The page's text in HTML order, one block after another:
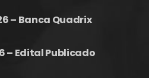
– Banca Quadrix
– Edital Publicado